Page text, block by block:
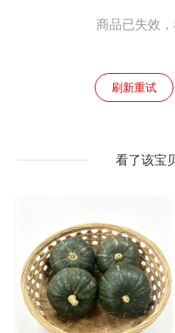
商品已失效
刷新重试
看了该宝